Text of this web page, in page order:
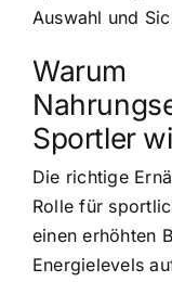
Auswahl und
Warum
Sportler
Die richtige
Rolle für
einen erhöhten
Energielevels